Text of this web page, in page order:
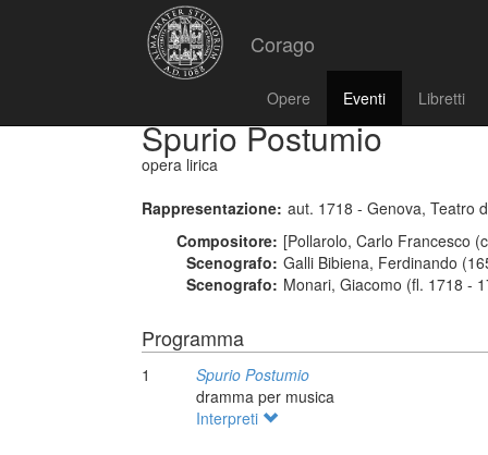
Corago
Opere Eventi Libretti
Spurio Postumio
opera lirica
Rappresentazione: aut. 1718 - Genova, Teatro
Compositore: [Pollarolo, Carlo Francesco
Scenografo: Galli Bibiena, Ferdinando
Scenografo: Monari, Giacomo (fl. 1718 -
Programma
1
Spurio Postumio
dramma per musica
Interpreti